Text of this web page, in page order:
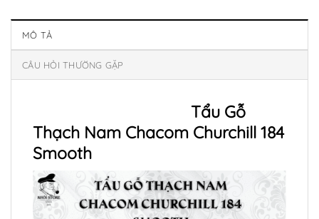
MÔ TẢ
CÂU HỎI THƯỜNG GẶP
Tẩu Gỗ
Thạch Nam Chacom Churchill 184
Smooth